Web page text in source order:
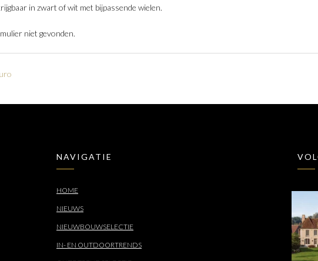
in zwart of wit met bijpassende wielen.
niet gevonden.
NAVIGATIE
HOME
NIEUWS
NIEUWBOUWSELECTIE
IN- EN OUTDOORTRENDS